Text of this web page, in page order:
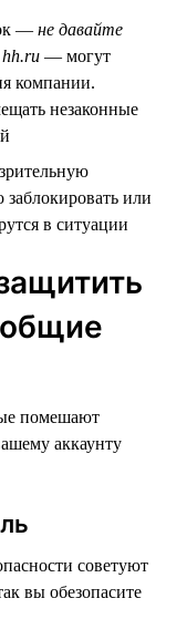
— не давайте
— могут
компании.
незаконные
заблокировать или
в ситуации
общие
помешают
аккаунту
советуют
вы обезопасите